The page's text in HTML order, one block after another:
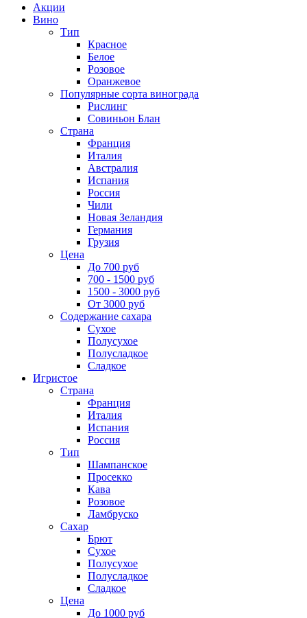
Акции
Вино
Тип
Красное
Белое
Розовое
Оранжевое
Популярные сорта винограда
Рислинг
Совиньон Блан
Страна
Франция
Италия
Австралия
Испания
Россия
Чили
Новая Зеландия
Германия
Грузия
Цена
До 700 руб
700 - 1500 руб
1500 - 3000 руб
От 3000 руб
Содержание сахара
Сухое
Полусухое
Полусладкое
Сладкое
Игристое
Страна
Франция
Италия
Испания
Россия
Тип
Шампанское
Просекко
Кава
Розовое
Ламбруско
Сахар
Брют
Сухое
Полусухое
Полусладкое
Сладкое
Цена
До 1000 руб